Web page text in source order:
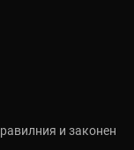
и законен